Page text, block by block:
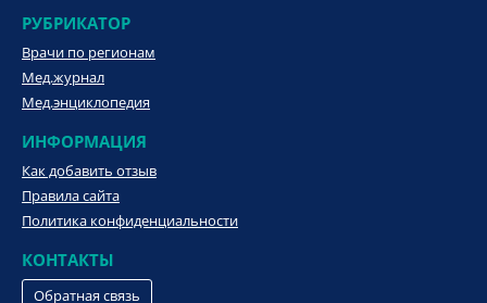
РУБРИКАТОР
Врачи по регионам
Мед.журнал
Мед.энциклопедия
ИНФОРМАЦИЯ
Как добавить отзыв
Правила сайта
Политика конфиденциальности
КОНТАКТЫ
Обратная связь